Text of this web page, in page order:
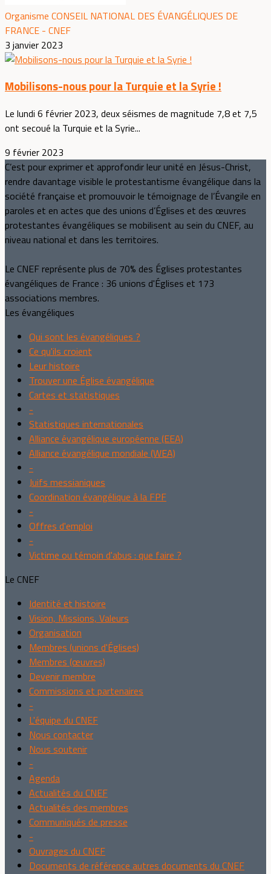
Organisme CONSEIL NATIONAL DES ÉVANGÉLIQUES DE
FRANCE - CNEF
3 janvier 2023
Mobilisons-nous pour la Turquie et la Syrie !
Le lundi 6 février 2023, deux séismes de magnitude 7,8 et 7,5
ont secoué la Turquie et la Syrie...
9 février 2023
C’est pour exprimer et approfondir leur unité en Jésus-Christ,
rendre davantage visible le protestantisme évangélique dans la
société française et promouvoir le témoignage de l’Évangile en
paroles et en actes que des unions d’Églises et des œuvres
protestantes évangéliques se mobilisent au sein du CNEF, au
niveau national et dans les territoires.
Le CNEF représente plus de 70% des Églises protestantes
évangéliques de France : 36 unions d'Églises et 173
associations membres.
Les évangéliques
Qui sont les évangéliques ?
Ce qu'ils croient
Leur histoire
Trouver une Église évangélique
Cartes et statistiques
-
Statistiques internationales
Alliance évangélique européenne (EEA)
Alliance évangélique mondiale (WEA)
-
Juifs messianiques
Coordination évangélique à la FPF
-
Offres d'emploi
-
Victime ou témoin d'abus : que faire ?
Le CNEF
Identité et histoire
Vision, Missions, Valeurs
Organisation
Membres (unions d'Églises)
Membres (œuvres)
Devenir membre
Commissions et partenaires
-
L'équipe du CNEF
Nous contacter
Nous soutenir
-
Agenda
Actualités du CNEF
Actualités des membres
Communiqués de presse
-
Ouvrages du CNEF
Documents de référence autres documents du CNEF